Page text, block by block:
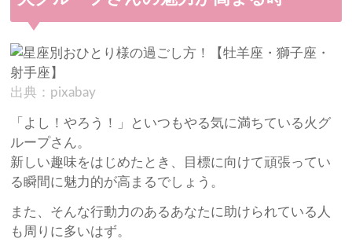
出典：pixabay
「よし！やろう！」といつもやる気に満ちている火グ
ループさん。
新しい趣味をはじめたとき、目標に向けて頑張ってい
る瞬間に魅力的が高まるでしょう。
また、そんな行動力のあるあなたに助けられている人
も周りに多いはず。